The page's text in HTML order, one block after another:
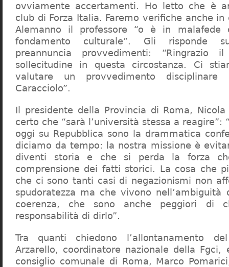
ovviamente accertamenti. Ho letto che è
club di Forza Italia. Faremo verifiche anche in
Alemanno il professore “o è in malafede
fondamento culturale”. Gli risponde
preannuncia provvedimenti:
sollecitudine in questa circostanza. Ci
valutare un provvedimento
Caracciolo”.
Il presidente della Provincia di Roma,
certo che “sarà l’università stessa a reagire”:
oggi su Repubblica sono la drammatica
diciamo da tempo: la nostra missione è
diventi storia e che si perda la forza
comprensione dei fatti storici. La cosa che
che ci sono tanti casi di negazionismi non
spudoratezza ma che vivono nell’ambiguità
coerenza, che sono anche peggiori di
responsabilità di dirlo”.
Tra quanti chiedono l’allontanamento
Arzarello, coordinatore nazionale della
consiglio comunale di Roma, Marco